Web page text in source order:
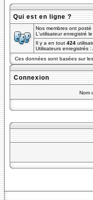
Qui est en ligne ?
Nos membres ont posté
L'utilisateur enregistré
Il y a en tout 424
Utilisateurs enregistrés :
Ces données sont basées sur
Connexion
Nom